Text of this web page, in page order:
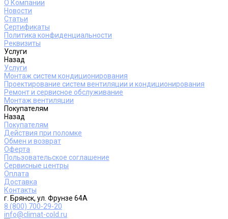
О Компании
Новости
Статьи
Сертификаты
Политика конфиденциальности
Реквизиты
Услуги
Назад
Услуги
Монтаж систем кондиционирования
Проектирование систем вентиляции и кондиционирования
Ремонт и сервисное обслуживание
Монтаж вентиляции
Покупателям
Назад
Покупателям
Действия при поломке
Обмен и возврат
Оферта
Пользовательское соглашение
Сервисные центры
Оплата
Доставка
Контакты
г. Брянск, ул. Фрунзе 64А
8 (800) 700-29-20
info@climat-cold.ru